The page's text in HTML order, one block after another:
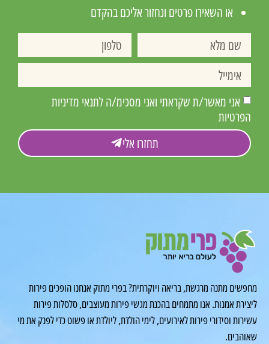
או השאירו פרטים ונחזור אליכם בהקדם
אני מאשר/ת שקראתי ואני מסכימ/ה לתנאי מדיניות
הפרטיות
תחזרו אלי
מחפשים מתנה מרגשת, בריאה ויוקרתית? בפרי מתוק אנחנו הופכים פירות
ליצירת אמנות. אנו מתמחים בהכנת מגשי פירות מעוצבים, סלסלות פירות
עשירות וסידורי פירות לאירועים, לימי הולדת, ליולדת או פשוט כדי לפנק את מי
שאוהבים.